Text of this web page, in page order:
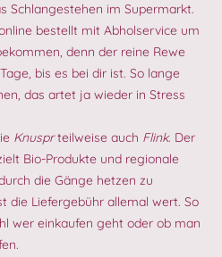
Schlangestehen im Supermarkt.
bestellt mit Abholservice um
denn der reine Rewe
bis es bei dir ist. So lange
das artet ja wieder in Stress
Knusprteilweise auch Flink. Der
Bio-Produkte und regionale
die Gänge hetzen zu
die Liefergebühr allemal wert. So
wer einkaufen geht oder ob man